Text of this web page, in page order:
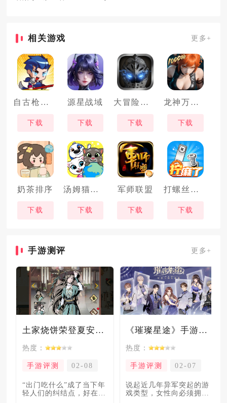
相关游戏 更多+
自古枪兵幸运e
下载
源星战域
下载
大冒险战无止境
下载
龙神万相神战
下载
奶茶排序
下载
汤姆猫小镇
下载
军师联盟
下载
打螺丝拧不住拔钉子
下载
手游测评 更多+
土家烧饼荣登夏安必吃榜？烧饼西施摇身成流量网红！
热度：
手游评测 02-08
“出门吃什么”成了当下年
轻人们的纠结点，好在美
《璀璨星途》手游测评：专注事业与搞钱，这波“真香”了！
热度：
手游评测 02-07
说起近几年异军突起的游
戏类型，女性向必须拥有